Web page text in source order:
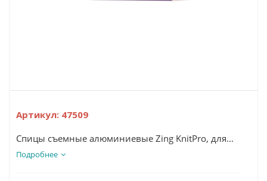
Артикул: 47509
Спицы съемные алюминиевые Zing KnitPro, для...
Подробнее